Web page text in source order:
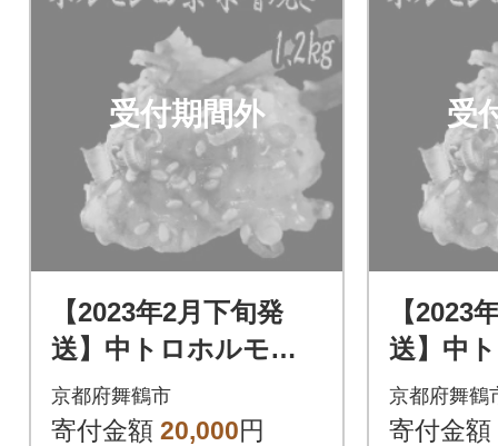
受付期間外
【2023年2月下旬発
送】中トロホルモン
西京味噌焼き 1.2kg
京都府舞鶴市
寄付金額 20,000円
受
【2023
送】中
西京味
京都府舞鶴
寄付金額